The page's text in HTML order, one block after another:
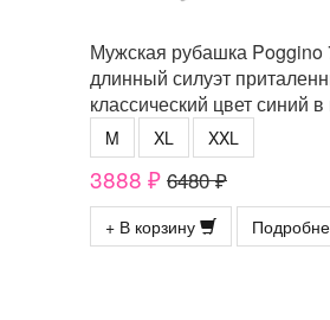
Мужская рубашка Poggino
длинный силуэт
классический цвет синий
M XL XXL
3888 ₽ 6480 ₽
+ В корзину